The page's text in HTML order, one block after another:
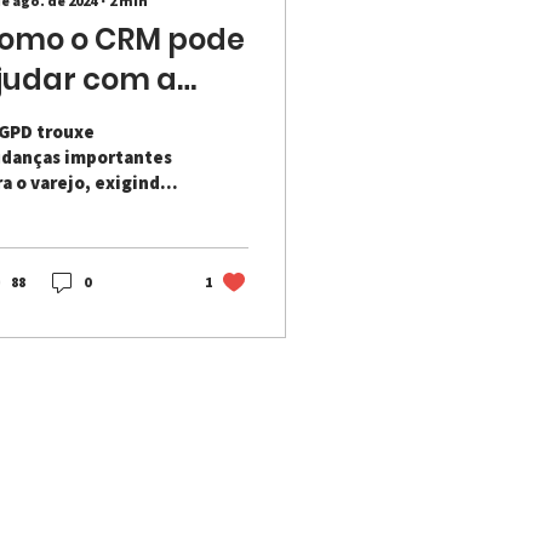
o CRM pode
com a
no varejo?
trouxe
importantes
o varejo, exigindo
clientes.
88 0 1